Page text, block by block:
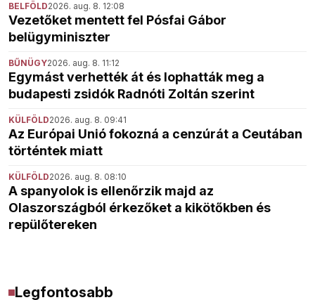
BELFÖLD2026. aug. 8. 12:08
Vezetőket mentett fel Pósfai Gábor
belügyminiszter
BŰNÜGY2026. aug. 8. 11:12
Egymást verhették át és lophatták meg a
budapesti zsidók Radnóti Zoltán szerint
KÜLFÖLD2026. aug. 8. 09:41
Az Európai Unió fokozná a cenzúrát a Ceutában
történtek miatt
KÜLFÖLD2026. aug. 8. 08:10
A spanyolok is ellenőrzik majd az
Olaszországból érkezőket a kikötőkben és
repülőtereken
Legfontosabb